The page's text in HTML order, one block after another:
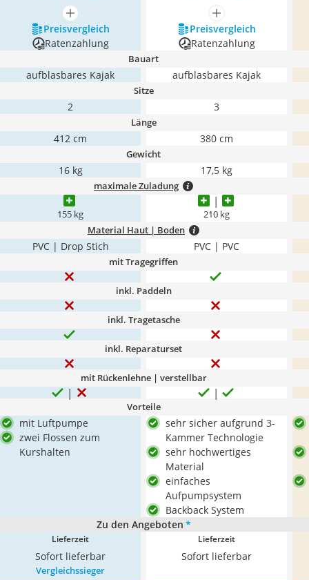
mehr anzeigen
mehr anzeigen
Preis­vergleich
Preis­vergleich
Ratenzahlung
Ratenzahlung
Bauart
aufblasbares Kajak aufblasbares Kajak
Sitze
2 3
Länge
412 cm 380 cm
Gewicht
16 kg 17,5 kg
maximale Zuladung
155 kg 210 kg
Material Haut | Boden
PVC | Drop Stich PVC | PVC
mit Tragegriffen
inkl. Paddeln
inkl. Tragetasche
inkl. Reparaturset
mit Rückenlehne | verstellbar
Vorteile
mit Luftpumpe
zwei Flossen zum
Kurshalten
sehr sicher aufgrund 3-
Kammer Technologie
sehr hochwertiges
Material
einfaches
Aufpumpsystem
Backback System
Zu den Angeboten *
Lieferzeit
Sofort lieferbar
Lieferzeit
Sofort lieferbar
Vergleichssieger